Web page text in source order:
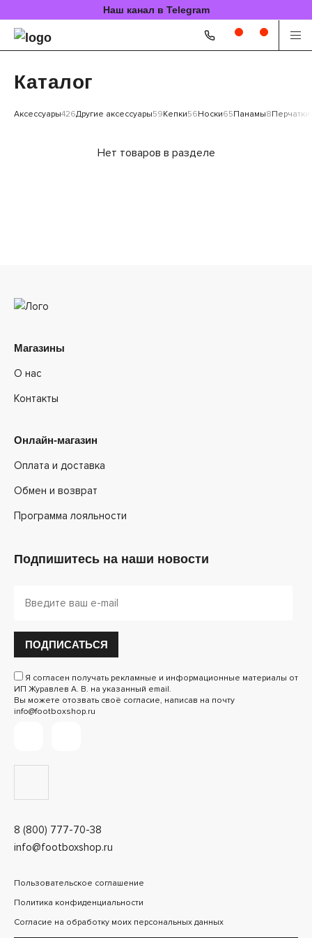
Наш канал в Telegram
Каталог
Аксессуары426Другие аксессуары59Кепки56Носки65Панамы8Перчатки
Нет товаров в разделе
8 (800) 777-70-38
info@footboxshop.ru
Магазины
О нас
Контакты
Онлайн-магазин
Оплата и доставка
Обмен и возврат
Программа лояльности
Подпишитесь на наши новости
ПОДПИСАТЬСЯ
Я согласен получать рекламные и информационные материалы от
ИП Журавлев А. В. на указанный email.
Вы можете отозвать своё согласие, написав на почту
info@footboxshop.ru
Пользовательское соглашение
Политика конфиденциальности
Согласие на обработку моих персональных данных